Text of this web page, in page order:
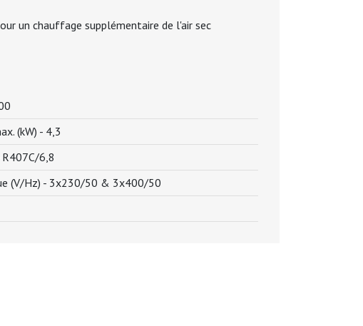
un chauffage supplémentaire de l'air sec
(kW) - 4,3
R407C/6,8
(V/Hz) - 3x230/50 & 3x400/50